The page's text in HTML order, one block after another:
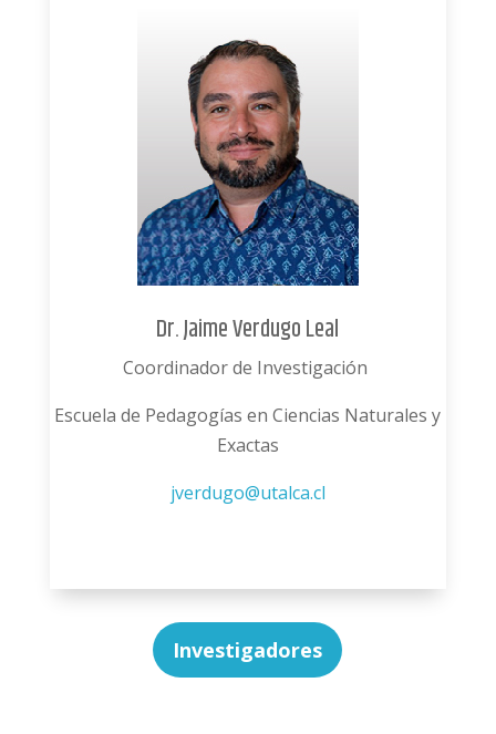
Dr. Jaime Verdugo Leal
Coordinador de Investigación
Escuela de Pedagogías en Ciencias Naturales y
Exactas
jverdugo@utalca.cl
Investigadores